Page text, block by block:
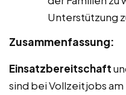
Unterstützung
Zusammenfassung:
Einsatzbereitschaft
sind bei Vollzeitjobs